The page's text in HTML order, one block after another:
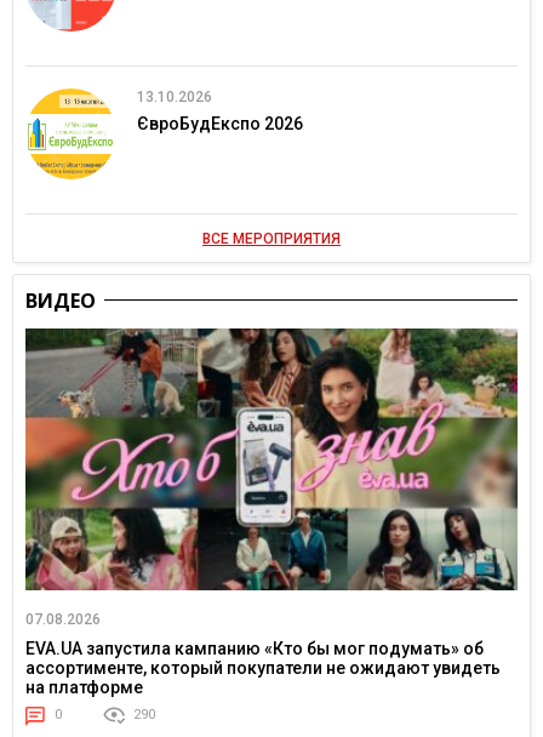
13.10.2026
ЄвроБудЕкспо 2026
ВСЕ МЕРОПРИЯТИЯ
ВИДЕО
07.08.2026
EVA.UA запустила кампанию «Кто бы мог подумать» об
ассортименте, который покупатели не ожидают увидеть
на платформе
0 290